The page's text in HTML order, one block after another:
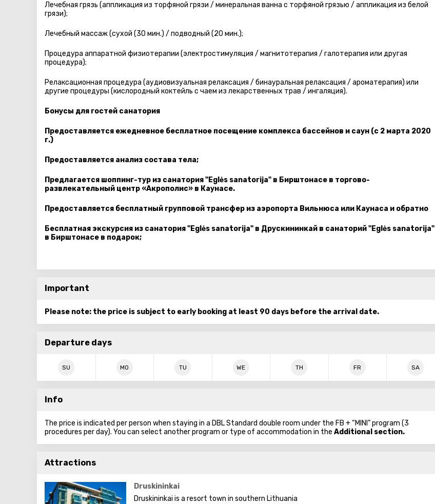
Лечебная грязь (аппликация из торфяной грязи / минеральная ванна с торфяной грязью / аппликация из белой
грязи);
Лечебный массаж (сухой (30 мин.) / подводный (20 мин.);
Процедура аппаратной физиотерапии (электростимуляция / магнитотерапия / галотерапия или другая
процедура);
Релаксационная процедура (аудиовизуальная релаксация / бинауральная релаксация / ароматерапия) или
другие процедуры (кислородный коктейль с чаем из лекарственных трав / ингаляция).
Бонусы для гостей санатория
Предоставляется ежедневное бесплатное посещение комплекса бассейнов и саун (с 2 марта 2020
г.)
Предоставляется анализ состава тела;
Предлагается шоппинг-тур из санатория "Eglės sanatorija" в Бирштонасе в торгово-
развлекательный центр «Акрополис» в Каунасе.
Предоставляется бесплатный групповой трансфер из аэропорта Вильнюса или Каунаса и обратно
Бесплатная экскурсия из санатория "Eglės sanatorija" в Друскининкай в санаторий "Eglės sanatorija"
в Бирштонасе в подарок;
Important
Please note: the price is subject to early booking at least 90 days before the arrival date.
Departure days
SU MO TU WE TH FR SA
Info
The price is indicated per person when staying in a DBL Standard double room under the FB + “MINI” program (3
procedures per day). You can select another program or type of accommodation in the Additional section.
Attractions
Druskininkai
Druskininkai is a resort town in southern Lithuania